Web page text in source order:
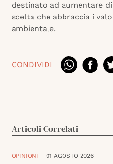
destinato ad aumentare
scelta che abbraccia i
ambientale.
CONDIVIDI
Articoli Correlati
OPINIONI 01 AGOSTO 2026